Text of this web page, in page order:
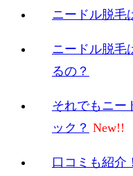
ニードル脱毛
ニードル脱毛
るの？
それでもニー
ック？
口コミも紹介